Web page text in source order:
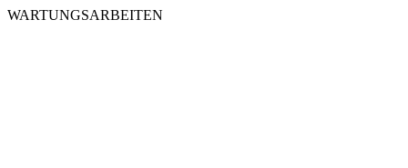
WARTUNGSARBEITEN